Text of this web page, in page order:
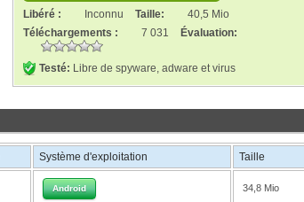
Libéré : Inconnu Taille:
40,5 Mio
Téléchargements :
7 031 Évaluation:
Testé: Libre de spyware, adware et virus
Système d'exploitation Taille
Android 34,8 Mio